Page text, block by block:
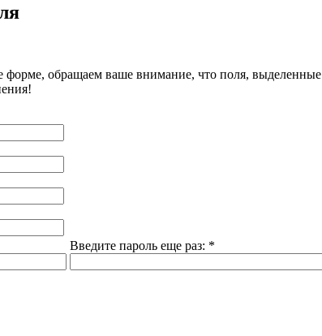
обращаем ваше внимание, что поля, выделенные
Введите пароль еще раз: *